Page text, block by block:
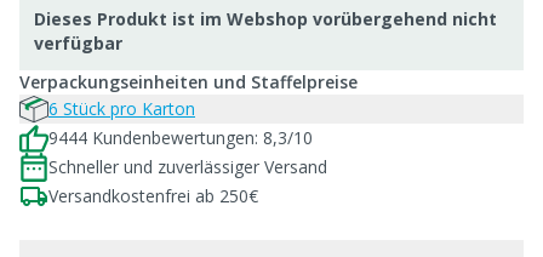
Dieses Produkt ist im Webshop vorübergehend nicht
verfügbar
Verpackungseinheiten und Staffelpreise
6 Stück pro Karton
9444 Kundenbewertungen: 8,3/10
Schneller und zuverlässiger Versand
Versandkostenfrei ab 250€